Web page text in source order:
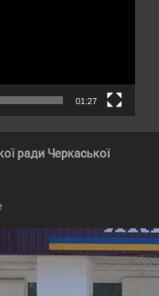
01:27
ради Черкаської